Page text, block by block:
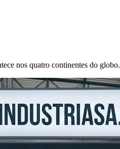
nos quatro continentes do globo.